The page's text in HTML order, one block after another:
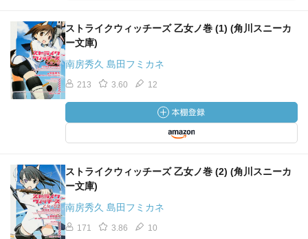
ストライクウィッチーズ 乙女ノ巻 (1) (角川スニーカ
ー文庫)
南房秀久 島田フミカネ
213 3.60 12
ストライクウィッチーズ 乙女ノ巻 (2) (角川スニーカ
ー文庫)
南房秀久 島田フミカネ
171 3.86 10